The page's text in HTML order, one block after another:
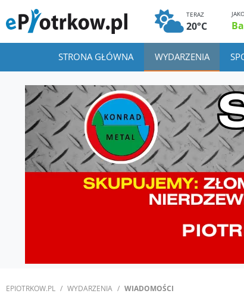
TERAZ
20°C
STRONA GŁÓWNA WYDARZENIA
EPIOTRKOW.PL WYDARZENIA WIADOMOŚCI